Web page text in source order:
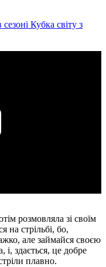
Кубка світу з
розмовляла зі своїм
на стрільбі, бо,
але займайся своєю
здається, це добре
плавно.